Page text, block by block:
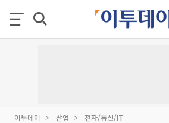
이투데이 산업 전자/통신/IT